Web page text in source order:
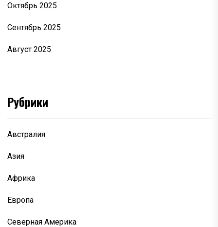
Октябрь 2025
Сентябрь 2025
Август 2025
Рубрики
Австралия
Азия
Африка
Европа
Северная Америка